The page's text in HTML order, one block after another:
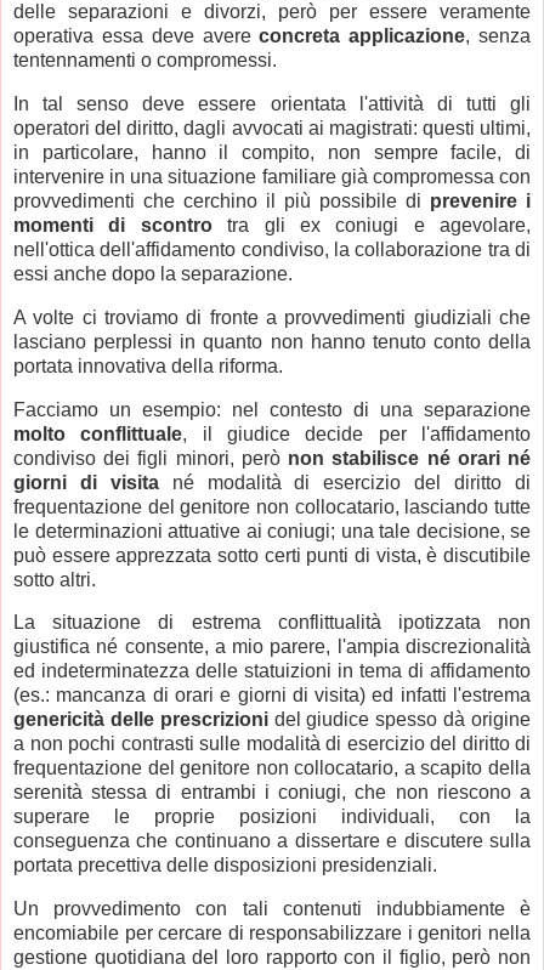
delle separazioni e divorzi, però per essere veramente
operativa essa deve avereconcreta applicazione, senza
tentennamenti o compromessi.
In tal senso deve essere orientata l'attività di tutti gli
operatori del diritto, dagli avvocati ai magistrati: questi ultimi,
in particolare, hanno il compito, non sempre facile, di
intervenire in una situazione familiare già compromessa con
provvedimenti che cerchino il più possibile di prevenire i
momenti di scontrotra gli ex coniugi e agevolare,
nell'ottica dell'affidamento condiviso, la collaborazione tra di
essi anche dopo la separazione.
A volte ci troviamo di fronte a provvedimenti giudiziali che
lasciano perplessi in quanto non hanno tenuto conto della
portata innovativa della riforma.
Facciamo un esempio: nel contesto di una separazione
molto conflittuale, il giudice decide per l'affidamento
condiviso dei figli minori, però non stabilisce né orari né
giorni di visitané modalità di esercizio del diritto di
frequentazione del genitore non collocatario, lasciando tutte
le determinazioni attuative ai coniugi; una tale decisione, se
può essere apprezzata sotto certi punti di vista, è discutibile
sotto altri.
La situazione di estrema conflittualità ipotizzata non
giustifica né consente, a mio parere, l'ampia discrezionalità
ed indeterminatezza delle statuizioni in tema di affidamento
(es.: mancanza di orari e giorni di visita) ed infatti l'estrema
genericità delle prescrizionidel giudice spesso dà origine
a non pochi contrasti sulle modalità di esercizio del diritto di
frequentazione del genitore non collocatario, a scapito della
serenità stessa di entrambi i coniugi, che non riescono a
superare le proprie posizioni individuali, con la
conseguenza che continuano a dissertare e discutere sulla
portata precettiva delle disposizioni presidenziali.
Un provvedimento con tali contenuti indubbiamente è
encomiabile per cercare di responsabilizzare i genitori nella
gestione quotidiana del loro rapporto con il figlio, però non